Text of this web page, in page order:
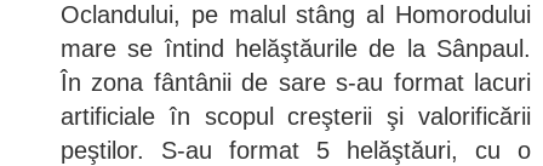
Oclandului, pe malul stâng al Homorodului
mare se întind helăştăurile de la Sânpaul.
În zona fântânii de sare s-au format lacuri
artificiale în scopul creşterii şi valorificării
peştilor. S-au format 5 helăştăuri, cu o